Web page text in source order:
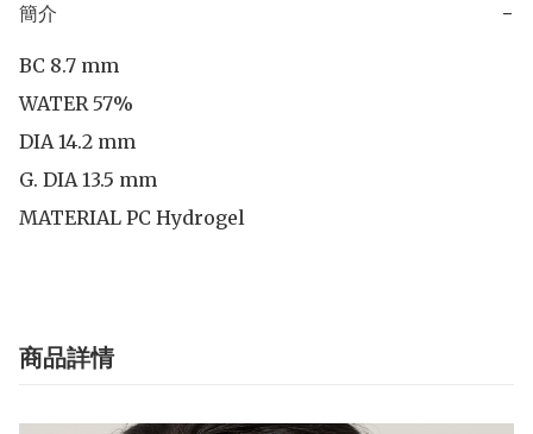
簡介 −
BC 8.7 mm
WATER 57%
DIA 14.2 mm
G. DIA 13.5 mm
MATERIAL PC Hydrogel
商品詳情